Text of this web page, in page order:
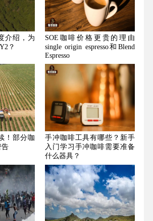
介绍，为
？
SOE咖啡价格更贵的理由
single origin espresso和Blend
Espresso
！部分咖
告
手冲咖啡工具有哪些？新手
入门学习手冲咖啡需要准备
什么器具？